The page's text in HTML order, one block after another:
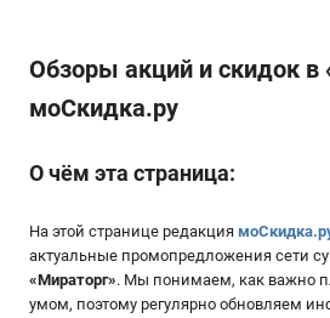
Обзоры акций и скидок в
моСкидка.ру
О чём эта страница:
На этой странице редакция
актуальные промопредложения сети
«Мираторг». Мы понимаем, как важно
умом, поэтому регулярно обновляем